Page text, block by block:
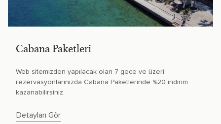
Cabana Paketleri
Web sitemizden yapılacak olan 7 gece ve üzeri
rezervasyonlarınızda Cabana Paketlerinde %20 indirim
kazanabilirsiniz.
Detayları Gör